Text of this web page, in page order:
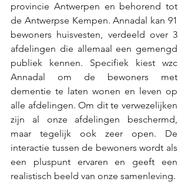
provincie Antwerpen en behorend tot
de Antwerpse Kempen. Annadal kan 91
bewoners huisvesten, verdeeld over 3
afdelingen die allemaal een gemengd
publiek kennen. Specifiek kiest wzc
Annadal om de bewoners met
dementie te laten wonen en leven op
alle afdelingen. Om dit te verwezelijken
zijn al onze afdelingen beschermd,
maar tegelijk ook zeer open. De
interactie tussen de bewoners wordt als
een pluspunt ervaren en geeft een